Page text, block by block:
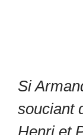
Si
souciant
Henri et